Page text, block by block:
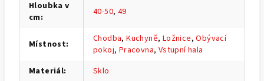
Hloubka v
cm: 40-50, 49
Místnost: Chodba,Kuchyně, Ložnice,Obývací
pokoj, Pracovna, Vstupní hala
Materiál: Sklo